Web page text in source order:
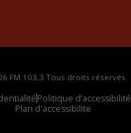
FM 103,3 Tous droits réservés.
Politique d’accessibilité
Plan d'accessibilite